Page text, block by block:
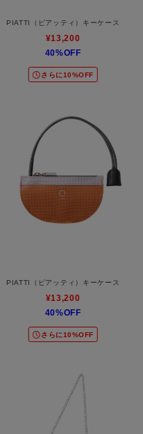
PIATTI（ピアッティ）キーケース
¥13,200
40%OFF
さらに10%OFF
PIATTI（ピアッティ）キーケース
¥13,200
40%OFF
さらに10%OFF